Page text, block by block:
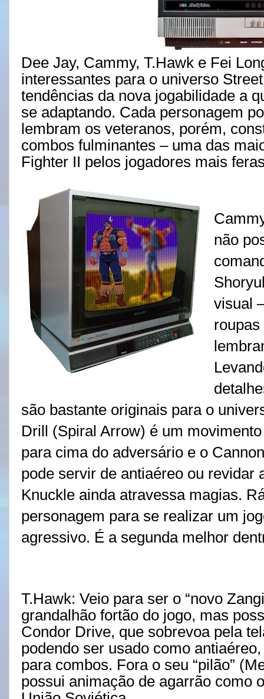
Dee Jay, Cammy, T.Hawk e Fei
interessantes para o universo
tendências da nova jogabilidade a
se adaptando. Cada personagem
lembram os veteranos, porém,
combos fulminantes – uma das
Fighter II pelos jogadores mais
não
visual
são bastante originais para o
Drill (Spiral Arrow) é um
para cima do adversário e o
pode servir de antiaéreo ou revidar
Knuckle ainda atravessa magias.
personagem para se realizar um
agressivo. É a segunda melhor
T.Hawk: Veio para ser o “novo
grandalhão fortão do jogo, mas
Condor Drive, que sobrevoa pela
podendo ser usado como
para combos. Fora o seu “pilão”
possui animação de agarrão como